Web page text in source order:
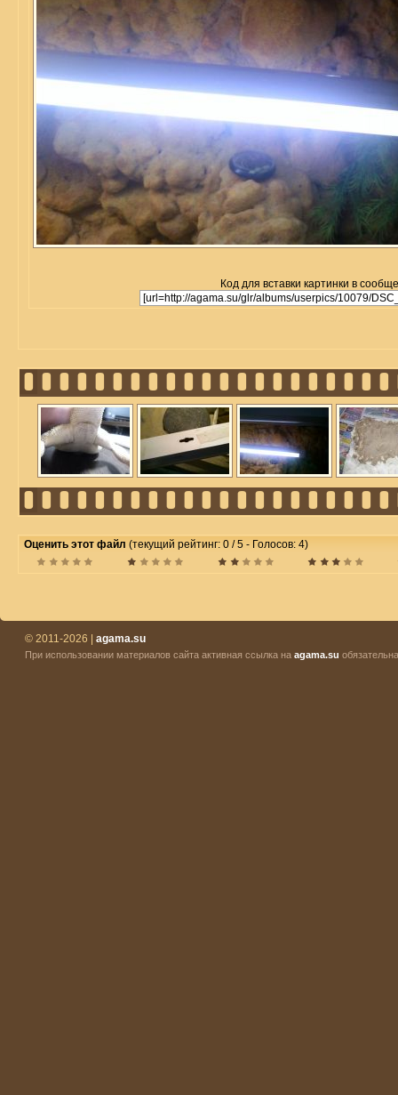
Код для вставки картинки в
Оценить этот файл (текущий рейтинг: 0 / 5 - Голосов: 4)
© 2011-2026 | agama.su
При использовании материалов сайта активная ссылка на agama.su